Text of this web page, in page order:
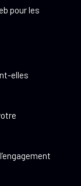
pour les
elles